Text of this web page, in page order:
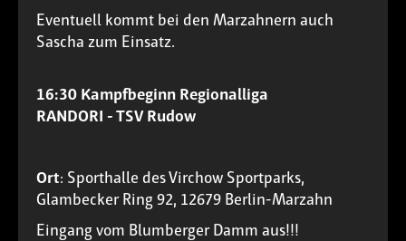
Eventuell kommt bei den Marzahnern auch
Sascha zum Einsatz.
16:30 Kampfbeginn Regionalliga
RANDORI - TSV Rudow
Ort: Sporthalle des Virchow Sportparks,
Glambecker Ring 92, 12679 Berlin-Marzahn
Eingang vom Blumberger Damm aus!!!